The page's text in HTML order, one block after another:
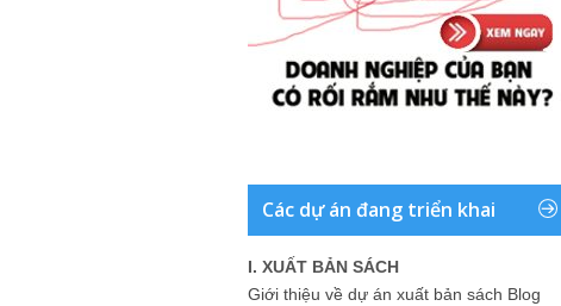
Các dự án đang triển khai
I. XUẤT BẢN SÁCH
Giới thiệu về dự án xuất bản sách Blog